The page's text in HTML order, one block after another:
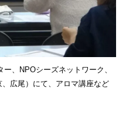
、NPOシーズネットワーク、
広尾）にて、アロマ講座など